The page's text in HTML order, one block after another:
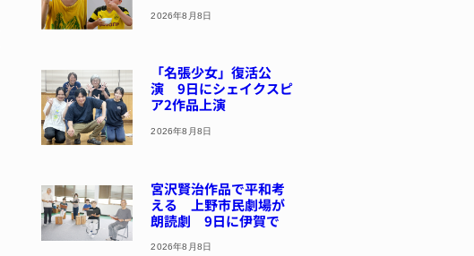
2026年8月8日
「名張少女」復活公
演 9日にシェイクスピ
ア2作品上演
2026年8月8日
宮沢賢治作品で平和考
える 上野市民劇場が
朗読劇 9日に伊賀で
2026年8月8日